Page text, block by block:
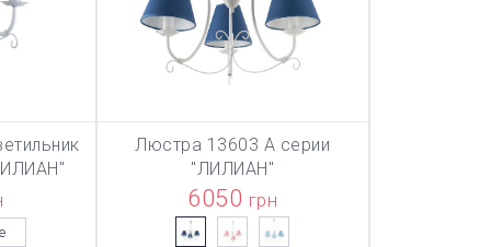
ТОВАР ДОБАВЛЕН В КОРЗИНУ
ТОВАР ДОБАВЛЕН В КОРЗИНУ
В КОРЗИНУ
Люстра 13603 А серии
"ЛИЛИАН"
6050 грн